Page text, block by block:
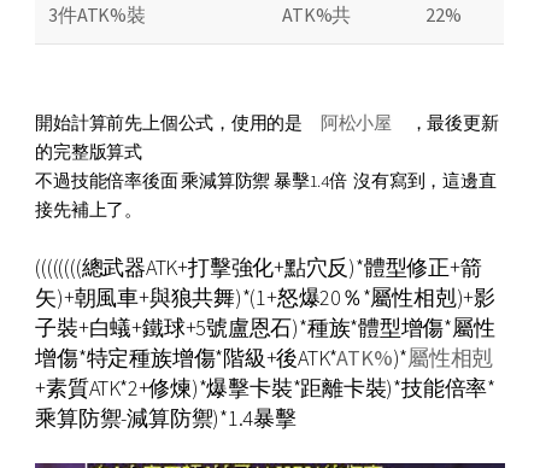
3件ATK%裝 ATK%共 22%
開始計算前先上個公式，使用的是 阿松小屋 ，最後更新
的完整版算式
不過技能倍率後面 乘減算防禦 暴擊1.4倍 沒有寫到，這邊直
接先補上了。
((((((((總武器ATK+打擊強化+點穴反)*體型修正+箭
矢)+朝風車+與狼共舞)*(1+怒爆20％*屬性相剋)+影
子裝+白蟻+鐵球+5號盧恩石)*種族*體型增傷*屬性
增傷*特定種族增傷*階級+後ATK*ATK%)*屬性相剋
+素質ATK*2+修煉)*爆擊卡裝*距離卡裝)*技能倍率*
乘算防禦-減算防禦)*1.4暴擊